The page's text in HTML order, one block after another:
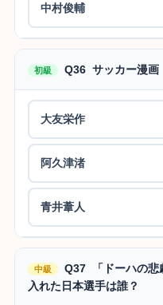
中村俊輔
初級 Q36 サッカー漫画
大友栄作
阿久津渚
青井葦人
中級
Q37 「ドーハの悲
入れた日本選手は誰？